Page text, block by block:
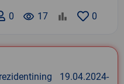
0
remove_red_eye 17
0
19.04.2024-